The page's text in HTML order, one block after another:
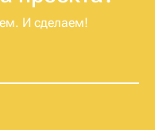
И сделаем!